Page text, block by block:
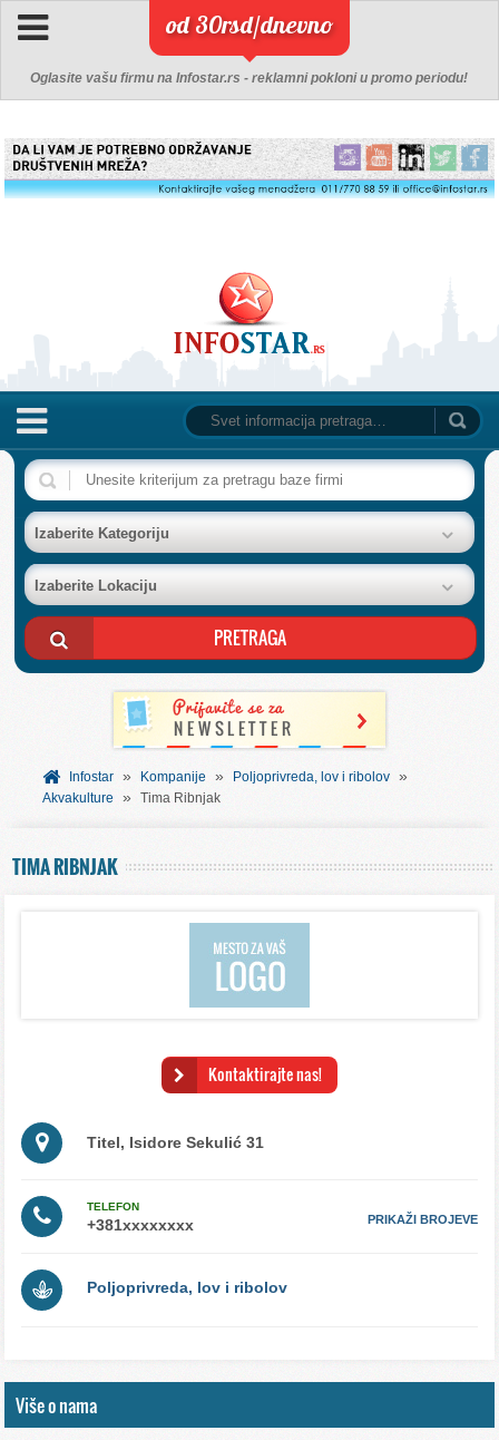
od 30rsd/dnevno
Oglasite vašu firmu na Infostar.rs - reklamni pokloni u promo periodu!
NASLOVNA
BAZA FIRMI
POSLOVNI OGLASI
AKCIJE I KATALOZI
BESPLATNI VAUČERI
SVET INFORMACIJA
Izaberite Kategoriju
Izaberite Lokaciju
Infostar » Kompanije » Poljoprivreda, lov i ribolov »
Akvakulture » Tima Ribnjak
TIMA RIBNJAK
Kontaktirajte nas!
Titel, Isidore Sekulić 31
TELEFON
PRIKAŽI BROJEVE
Poljoprivreda, lov i ribolov
Više o nama